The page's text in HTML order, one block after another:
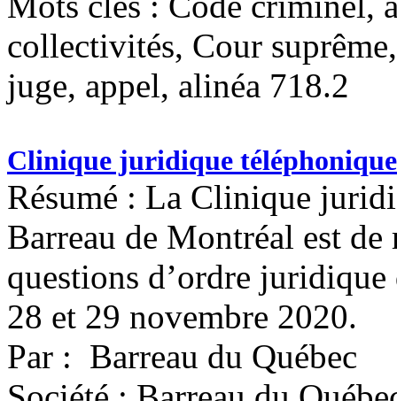
collectivités, Cour
juge, appel, alinéa 718.2
Clinique juridique
Résumé : La Clinique
Barreau de Montréal est
questions d’ordre
28 et 29 novembre 2020.
Par : Barreau du Québec